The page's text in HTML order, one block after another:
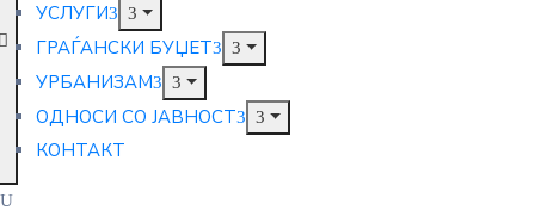
УСЛУГИ
ГРАЃАНСКИ БУЏЕТ
УРБАНИЗАМ
ОДНОСИ СО ЈАВНОСТ
КОНТАКТ